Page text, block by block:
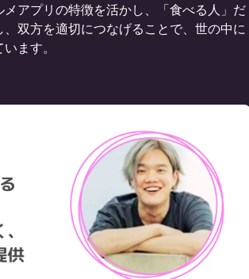
アプリの特徴を活かし、「食べる人」だ
双方を適切につなげることで、世の中に
ます。